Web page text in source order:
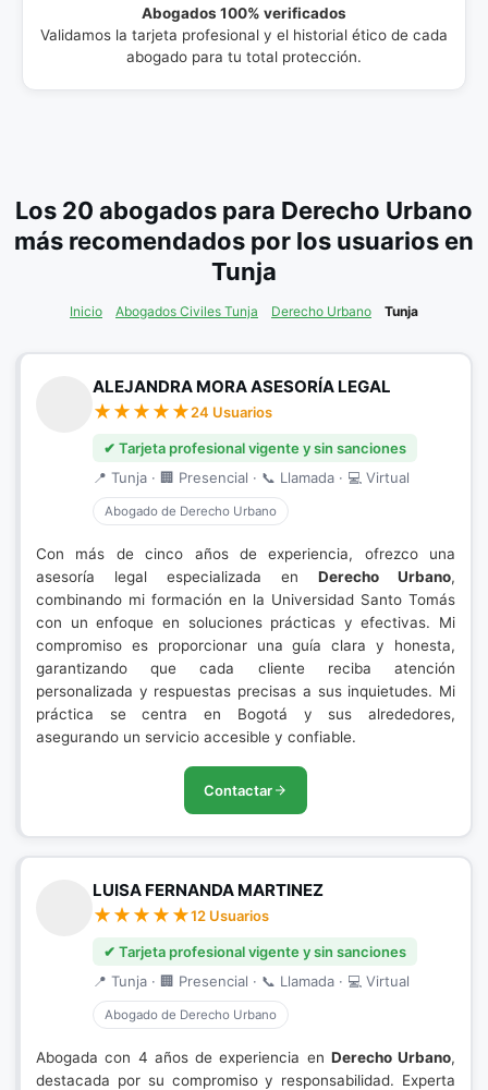
Abogados 100% verificados
Validamos la tarjeta profesional y el historial ético de cada
abogado para tu total protección.
Los 20 abogados para Derecho Urbano
más recomendados por los usuarios en
Tunja
Inicio Abogados Civiles Tunja Derecho Urbano Tunja
ALEJANDRA MORA ASESORÍA LEGAL
24 Usuarios
✔ Tarjeta profesional vigente y sin sanciones
📍 Tunja · 🏢 Presencial · 📞 Llamada · 💻 Virtual
Abogado de Derecho Urbano
Con más de cinco años de experiencia, ofrezco una
asesoría legal especializada en Derecho Urbano,
combinando mi formación en la Universidad Santo Tomás
con un enfoque en soluciones prácticas y efectivas. Mi
compromiso es proporcionar una guía clara y honesta,
garantizando que cada cliente reciba atención
personalizada y respuestas precisas a sus inquietudes. Mi
práctica se centra en Bogotá y sus alrededores,
asegurando un servicio accesible y confiable.
Contactar
LUISA FERNANDA MARTINEZ
12 Usuarios
✔ Tarjeta profesional vigente y sin sanciones
📍 Tunja · 🏢 Presencial · 📞 Llamada · 💻 Virtual
Abogado de Derecho Urbano
Abogada con 4 años de experiencia en Derecho Urbano,
destacada por su compromiso y responsabilidad. Experta